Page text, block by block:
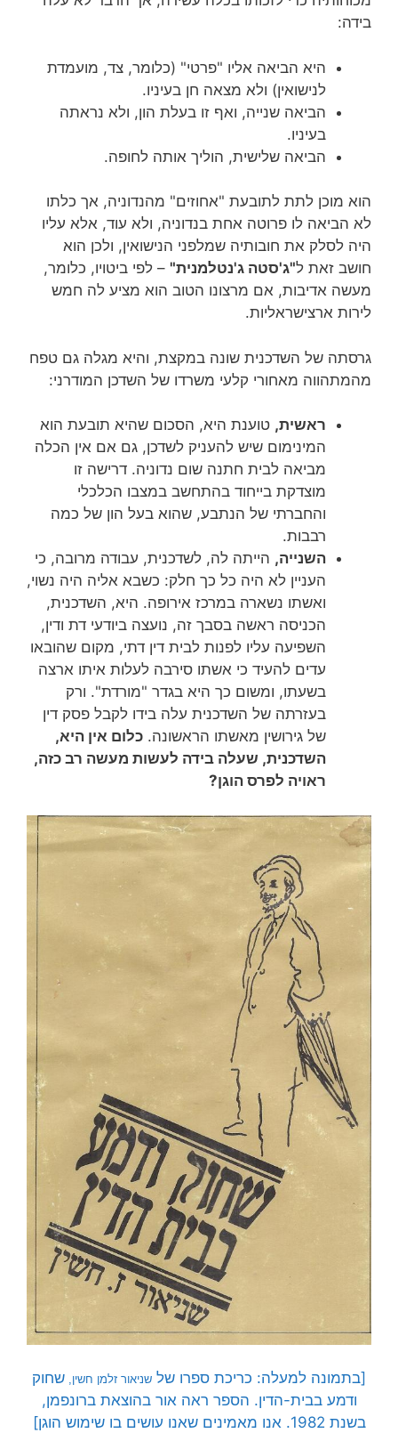
בידה:
היא הביאה אליו "פרטי" (כלומר, צד, מועמדת
לנישואין) ולא מצאה חן בעיניו.
הביאה שנייה, ואף זו בעלת הון, ולא נראתה
בעיניו.
הביאה שלישית, הוליך אותה לחופה.
הוא מוכן לתת לתובעת "אחוזים" מהנדוניה, אך כלתו
לא הביאה לו פרוטה אחת בנדוניה, ולא עוד, אלא עליו
היה לסלק את חובותיה שמלפני הנישואין, ולכן הוא
חושב זאת ל"ג'סטה ג'נטלמנית" – לפי ביטויו, כלומר,
מעשה אדיבות, אם מרצונו הטוב הוא מציע לה חמש
לירות ארצישראליות.
גרסתה של השדכנית שונה במקצת, והיא מגלה גם טפח
מהמתהווה מאחורי קלעי משרדו של השדכן המודרני:
ראשית, טוענת היא, הסכום שהיא תובעת הוא
המינימום שיש להעניק לשדכן, גם אם אין הכלה
מביאה לבית חתנה שום נדוניה. דרישה זו
מוצדקת בייחוד בהתחשב במצבו הכלכלי
והחברתי של הנתבע, שהוא בעל הון של כמה
רבבות.
השנייה, הייתה לה, לשדכנית, עבודה מרובה, כי
העניין לא היה כל כך חלק: כשבא אליה היה נשוי,
ואשתו נשארה במרכז אירופה. היא, השדכנית,
הכניסה ראשה בסבך זה, נועצה ביודעי דת ודין,
השפיעה עליו לפנות לבית דין דתי, מקום שהובאו
עדים להעיד כי אשתו סירבה לעלות איתו ארצה
בשעתו, ומשום כך היא בגדר "מורדת". ורק
בעזרתה של השדכנית עלה בידו לקבל פסק דין
של גירושין מאשתו הראשונה. כלום אין היא,
השדכנית, שעלה בידה לעשות מעשה רב כזה,
ראויה לפרס הוגן?
[בתמונה למעלה: כריכת ספרו של שניאור זלמן חשין, שחוק
ודמע בבית-הדין. הספר ראה אור בהוצאת ברונפמן,
בשנת 1982. אנו מאמינים שאנו עושים בו שימוש הוגן]